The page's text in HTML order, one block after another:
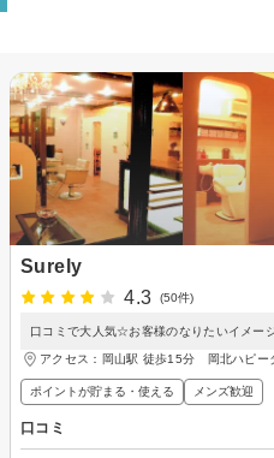
Surely
4.3
(50件)
口コミで大人気☆お客様のなりたいイメー
アクセス：岡山駅 徒歩15分 岡北ハピー
ポイントが貯まる・使える メンズ歓迎
口コミ